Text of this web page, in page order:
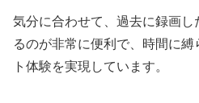
気分に合わせて、過去に録画し
るのが非常に便利で、時間に
ト体験を実現しています。